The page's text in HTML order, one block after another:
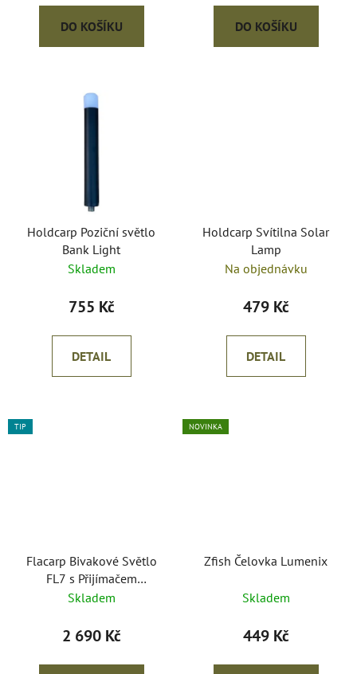
DO KOŠÍKU DO KOŠÍKU
Holdcarp Poziční světlo
Bank Light
Skladem
755 Kč
DETAIL
Holdcarp Svítilna Solar
Lamp
Na objednávku
479 Kč
DETAIL
TIP
Flacarp Bivakové Světlo
FL7 s Přijímačem
Voděodolné USB-C
Skladem
2 690 Kč
NOVINKA
Zfish Čelovka Lumenix
Skladem
449 Kč